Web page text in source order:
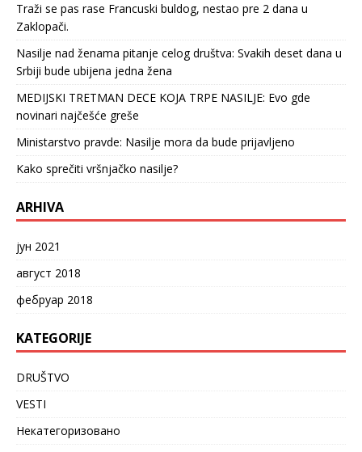
Traži se pas rase Francuski buldog, nestao pre 2 dana u
Zaklopači.
Nasilje nad ženama pitanje celog društva: Svakih deset dana u
Srbiji bude ubijena jedna žena
MEDIJSKI TRETMAN DECE KOJA TRPE NASILJE: Evo gde
novinari najčešće greše
Ministarstvo pravde: Nasilje mora da bude prijavljeno
Kako sprečiti vršnjačko nasilje?
ARHIVA
јун 2021
август 2018
фебруар 2018
KATEGORIJE
DRUŠTVO
VESTI
Некатегоризовано